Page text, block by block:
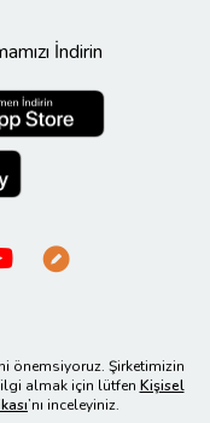
İndirin
önemsiyoruz. Şirketimizin
almak için lütfen Kişisel
’nı inceleyiniz.